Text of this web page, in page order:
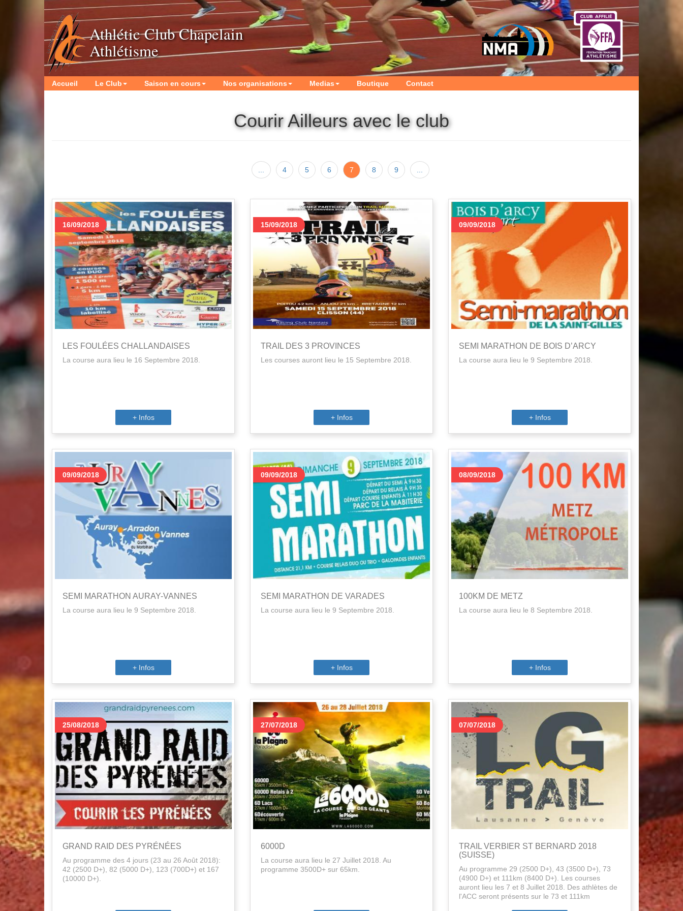
Athlétic Club Chapelain
Athlétisme
Accueil Le Club Saison en cours Nos organisations Medias Boutique Contact
Courir Ailleurs avec le club
4 5 6 7 8 9
LES FOULÉES CHALLANDAISES
La course aura lieu le 16 Septembre 2018.
+ Infos
16/09/2018
TRAIL DES 3 PROVINCES
Les courses auront lieu le 15 Septembre 2018.
+ Infos
15/09/2018
SEMI MARATHON DE BOIS D’ARCY
La course aura lieu le 9 Septembre 2018.
+ Infos
09/09/2018
SEMI MARATHON AURAY-VANNES
La course aura lieu le 9 Septembre 2018.
+ Infos
09/09/2018
SEMI MARATHON DE VARADES
La course aura lieu le 9 Septembre 2018.
+ Infos
09/09/2018
100KM DE METZ
La course aura lieu le 8 Septembre 2018.
+ Infos
08/09/2018
GRAND RAID DES PYRÉNÉES
Au programme des 4 jours (23 au 26 Août 2018):
42 (2500 D+), 82 (5000 D+), 123 (700D+) et 167
(10000 D+).
25/08/2018
6000D
La course aura lieu le 27 Juillet 2018. Au
programme 3500D+ sur 65km.
27/07/2018
TRAIL VERBIER ST BERNARD 2018
(SUISSE)
Au programme 29 (2500 D+), 43 (3500 D+), 73
(4900 D+) et 111km (8400 D+). Les courses
auront lieu les 7 et 8 Juillet 2018. Des athlètes de
l'ACC seront présents sur le 73 et 111km
07/07/2018